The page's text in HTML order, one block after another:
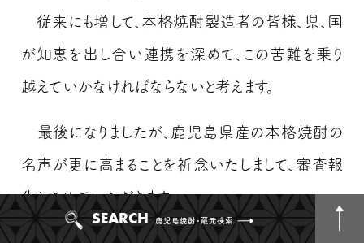
従来にも増して、本格焼酎製造者の皆様、県、国
が知恵を出し合い連携を深めて、この苦難を乗り
越えていかなければならないと考えます。
最後になりましたが、鹿児島県産の本格焼酎の
名声が更に高まることを祈念いたしまして、審査報
告とさせていただきます。
SEARCH 鹿児島焼酎・蔵元検索